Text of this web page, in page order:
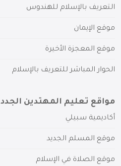
التعريف بالإسلام للهندوس
موقع الإيمان
موقع المعجزة الأخيرة
الحوار المباشر للتعريف بالإسلام
مواقع تعليم المهتدين الجدد
أكاديمية سبيلي
موقع المسلم الجديد
موقع الصلاة في الإسلام